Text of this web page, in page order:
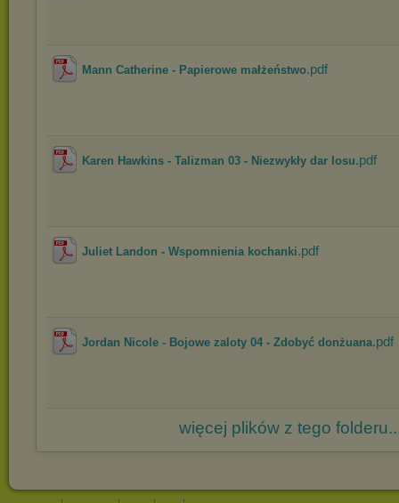
Mann Catherine - Papierowe małżeństwo.pdf
Karen Hawkins - Talizman 03 - Niezwykły dar losu.pdf
Juliet Landon - Wspomnienia kochanki.pdf
Jordan Nicole - Bojowe zaloty 04 - Zdobyć donżuana.pdf
więcej plików z tego